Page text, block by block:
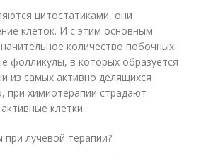
цитостатиками, они
клеток. И с этим основным
количество побочных
фолликулы, в которых образуется
из самых активно делящихся
при химиотерапии страдают
клетки.
лучевой терапии?